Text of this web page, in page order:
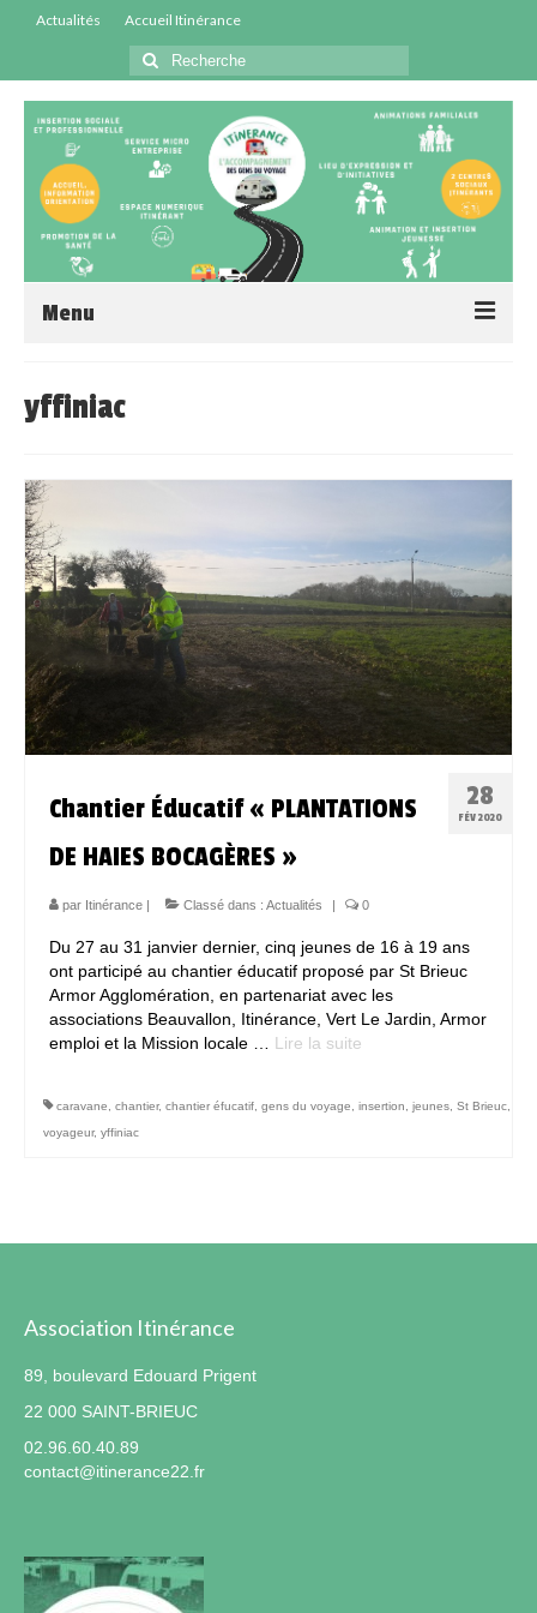
Actualités Accueil Itinérance
Menu
Service Insertion
Médiation Santé
Espace Bénévoles
Scolarisation
LE SOUTIEN SCOLAIRE
Actualités
Jeunesse
Mieux connaitre les voyageurs
Espace ressources à ITINERANCE
Contact
yffiniac
28
FÉV 2020
Chantier Éducatif « PLANTATIONS
DE HAIES BOCAGÈRES »
par Itinérance | Classé dans : Actualités | 0
Du 27 au 31 janvier dernier, cinq jeunes de 16 à 19 ans
ont participé au chantier éducatif proposé par St Brieuc
Armor Agglomération, en partenariat avec les
associations Beauvallon, Itinérance, Vert Le Jardin, Armor
emploi et la Mission locale … Lire la suite­­
caravane chantier, chantier éfucatif gens du voyage insertion jeunes St Brieuc
voyageur, yffiniac
Association Itinérance
89, boulevard Edouard Prigent
22 000 SAINT-BRIEUC
02.96.60.40.89
contact@itinerance22.fr